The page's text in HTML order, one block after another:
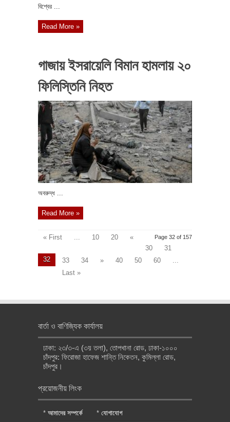
বিশ্বের ...
Read More »
গাজায় ইসরায়েলি বিমান হামলায় ২০
ফিলিস্তিনি নিহত
অবরুদ্ধ ...
Read More »
Page 32 of 157
« First 10 20
«
30
31
32
33 34 » 40 50 60
Last »
বার্তা ও বাণিজ্যিক কার্যালয়
ঢাকা: ২৩/৩-এ (৩য় তলা), তোপখানা রোড, ঢাকা-১০০০
চাঁদপুর: ফিরোজা হাফেজ শান্তি নিকেতন, কুমিল্লা রোড,
চাঁদপুর।
প্রয়োজনীয় লিংক
* আমাদের সম্পর্কে * যোগাযোগ